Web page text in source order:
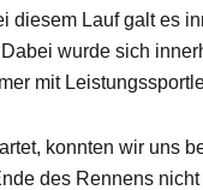
diesem Lauf galt es
wurde sich
mit
konnten wir uns
des Rennens